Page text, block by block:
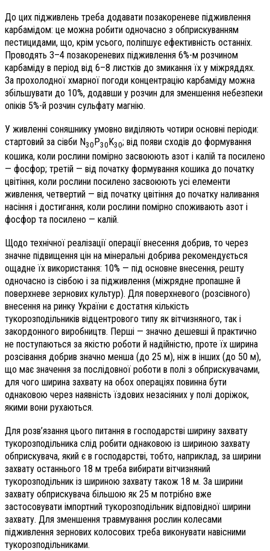
До цих підживлень треба додавати позакореневе підживлення
карбамідом: це можна робити одночасно з обприскуванням
пестицидами, що, крім усього, поліпшує ефективність останніх.
Проводять 3–4 позакореневих підживлення 6%-м розчином
карбаміду в період від 6–8 листків до змикання їх у міжряддях.
За прохолодної хмарної погоди концентрацію карбаміду можна
збільшувати до 10%, додавши у розчин для зменшення небезпеки
опіків 5%-й розчин сульфату магнію.
У живленні соняшнику умовно виділяють чотири основні періоди:
стартовий за сівби N30P30K30; від появи сходів до формування
кошика, коли рослини помірно засвоюють азот і калій та посилено
— фосфор; третій — від початку формування кошика до початку
цвітіння, коли рослини посилено засвоюють усі елементи
живлення, четвертий — від початку цвітіння до початку наливання
насіння і достигання, коли рослини помірно споживають азот і
фосфор та посилено — калій.
Щодо технічної реалізації операції внесення добрив, то через
значне підвищення цін на мінеральні добрива рекомендується
ощадне їх використання: 10% — під основне внесення, решту
одночасно із сівбою і за підживлення (міжрядне пропашне й
поверхневе зернових культур). Для поверхневого (розсівного)
внесення на ринку України є достатня кількість
тукорозподільників відцентрового типу як вітчизняного, так і
закордонного виробництв. Перші — значно дешевші й практично
не поступаються за якістю роботи й надійністю, проте їх ширина
розсівання добрив значно менша (до 25 м), ніж в інших (до 50 м),
що має значення за послідовної роботи в полі з обприскувачами,
для чого ширина захвату на обох операціях повинна бути
однаковою через наявність їздових незасіяних у полі доріжок,
якими вони рухаються.
Для розв’язання цього питання в господарстві ширину захвату
тукорозподільника слід робити однаковою із шириною захвату
обприскувача, який є в господарстві, тобто, наприклад, за ширини
захвату останнього 18 м треба вибирати вітчизняний
тукорозподільник із шириною захвату також 18 м. За ширини
захвату обприскувача більшою як 25 м потрібно вже
застосовувати імпортний тукорозподільник відповідної ширини
захвату. Для зменшення травмування рослин колесами
підживлення зернових колосових треба виконувати навісними
тукорозподільниками.